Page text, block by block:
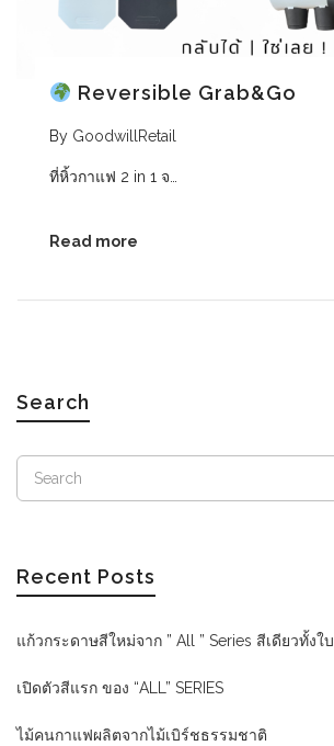
Reversible Grab&Go
By GoodwillRetail
ที่หิ้วกาแฟ 2 in 1 จ…
Read more
Search
Recent Posts
แก้วกระดาษสีใหม่จาก ” All ” Series สีเดียวทั้งใบ
เปิดตัวสีแรก ของ “ALL” SERIES
ไม้คนกาแฟผลิตจากไม้เบิร์ชธรรมชาติ